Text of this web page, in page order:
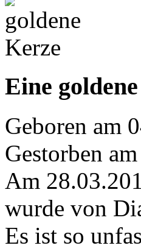
Eine
Geboren am
Gestorben
Am
wurde von
Es ist so